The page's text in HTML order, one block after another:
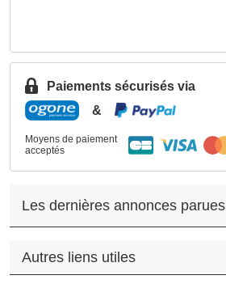
Paiements sécurisés via
&
Moyens de paiement
acceptés
Les dernières annonces parues
Autres liens utiles